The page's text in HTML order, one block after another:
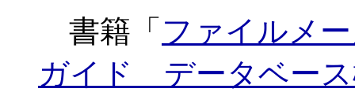
書籍「 ファイルメ
ガイド データベー